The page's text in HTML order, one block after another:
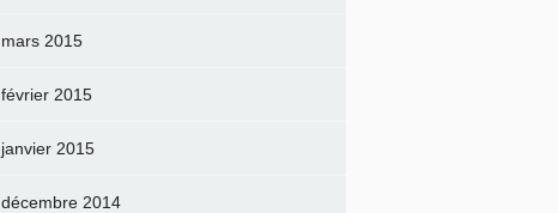
mars 2015
février 2015
janvier 2015
décembre 2014